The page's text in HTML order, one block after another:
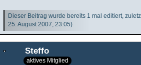
Dieser Beitrag wurde bereits 1 mal editiert,
25. August 2007, 23:05)
Steffo
aktives Mitglied